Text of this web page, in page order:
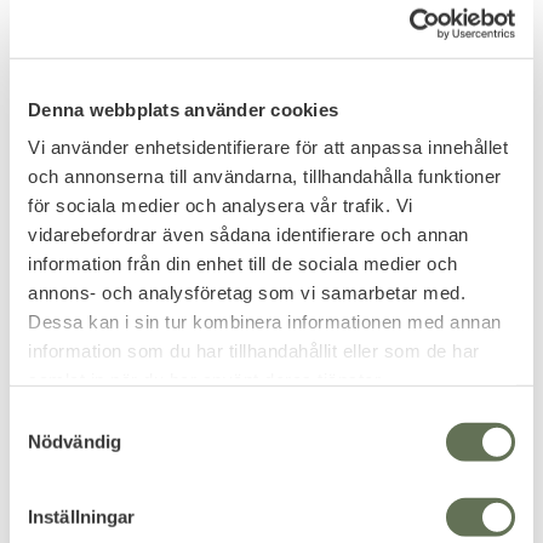
Denna webbplats använder cookies
Vi använder enhetsidentifierare för att anpassa innehållet
och annonserna till användarna, tillhandahålla funktioner
för sociala medier och analysera vår trafik. Vi
vidarebefordrar även sådana identifierare och annan
information från din enhet till de sociala medier och
annons- och analysföretag som vi samarbetar med.
Dessa kan i sin tur kombinera informationen med annan
information som du har tillhandahållit eller som de har
Nödvändig
Inställningar
Lägg till i favoriter
Cybergun Army
Armaments 1911 R30-
3B Blowback 6mm
drivs med Green Gas.
1 595KR
Lägg till i favoriter
ASG Blaster Devil 0,25g
Airsoft BB 3300 st
159KR